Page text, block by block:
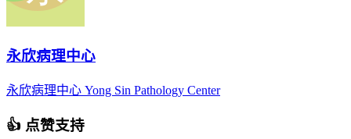
永欣病理中心
永欣病理中心 Yong Sin Pathology Center
👍 点赞支持